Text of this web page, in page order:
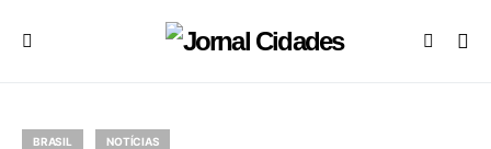
BRASIL NOTÍCIAS